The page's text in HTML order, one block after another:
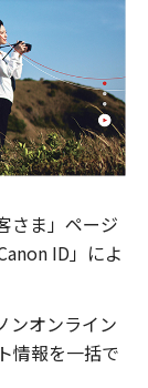
さま」ページ
ID」によ
ンオンライン
情報を一括で